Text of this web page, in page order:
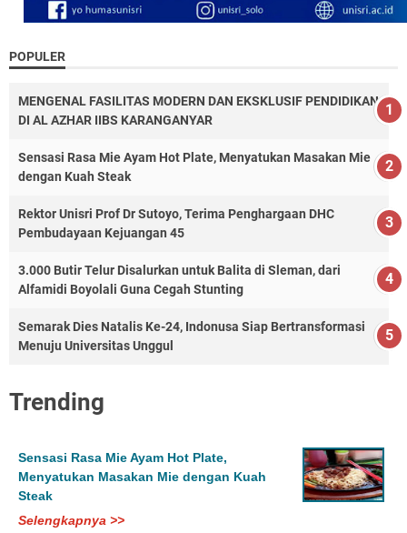
POPULER
MENGENAL FASILITAS MODERN DAN EKSKLUSIF PENDIDIKAN
DI AL AZHAR IIBS KARANGANYAR
Sensasi Rasa Mie Ayam Hot Plate, Menyatukan Masakan Mie
dengan Kuah Steak
Rektor Unisri Prof Dr Sutoyo, Terima Penghargaan DHC
Pembudayaan Kejuangan 45
3.000 Butir Telur Disalurkan untuk Balita di Sleman, dari
Alfamidi Boyolali Guna Cegah Stunting
Semarak Dies Natalis Ke-24, Indonusa Siap Bertransformasi
Menuju Universitas Unggul
Trending
Sensasi Rasa Mie Ayam Hot Plate,
Menyatukan Masakan Mie dengan Kuah
Steak
Selengkapnya >>